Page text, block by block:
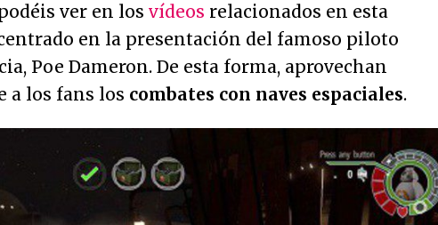
ver en los vídeos relacionados en esta
en la presentación del famoso piloto
Poe Dameron. De esta forma, aprovechan
a los fans los combates con naves espaciales.